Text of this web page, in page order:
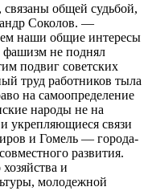
общей судьбой,
Соколов. —
наши общие интересы
фашизм не поднял
подвиг советских
труд работников тыла
на самоопределение
народы не на
укрепляющиеся связи
и Гомель — города-
развития.
и
молодежной